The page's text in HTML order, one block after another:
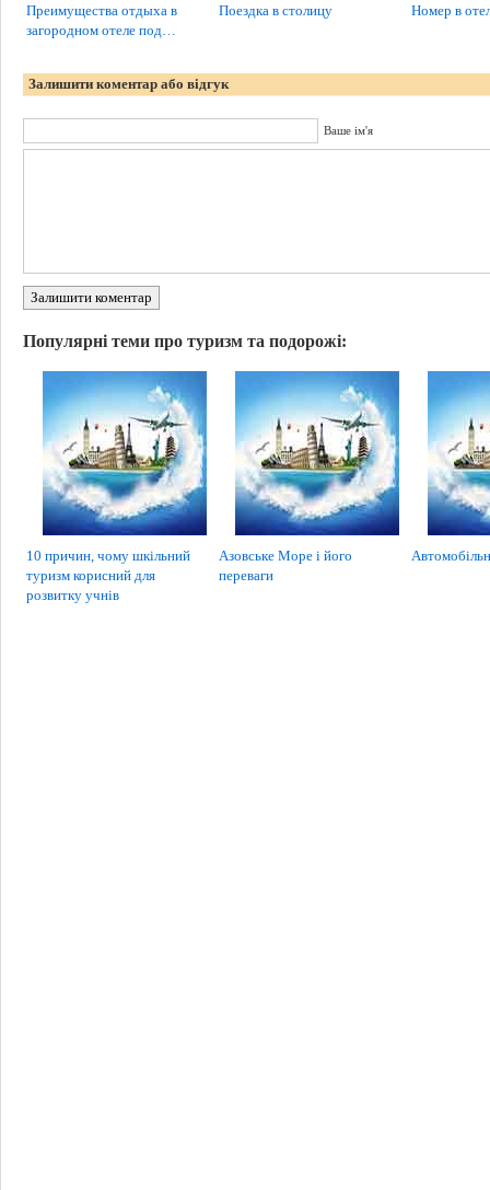
Преимущества отдыха в
загородном отеле под…
Поездка в столицу Номер в
Залишити коментар або відгук
Ваше ім'я
Залишити коментар
Популярні теми про туризм та подорожі:
10 причин, чому шкільний
туризм корисний для
розвитку учнів
Азовське Море і його
переваги